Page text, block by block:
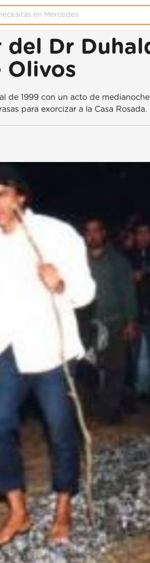
Dr
Olivos
de 1999 con un acto de
para exorcizar a la Casa Rosada.